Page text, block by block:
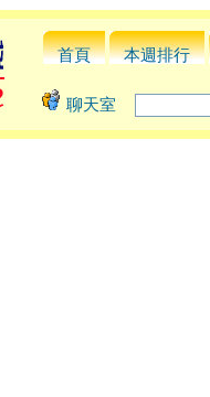
首頁 本週排行
聊天室